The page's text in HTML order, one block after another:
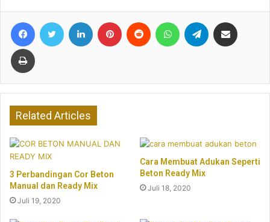
FacebookTwitter LinkedIn Pinterest Reddit WhatsAppTelegram
Print
Related Articles
3 Perbandingan Cor Beton
Manual dan Ready Mix
Juli 19, 2020
Cara Membuat Adukan Seperti
Beton Ready Mix
Juli 18, 2020